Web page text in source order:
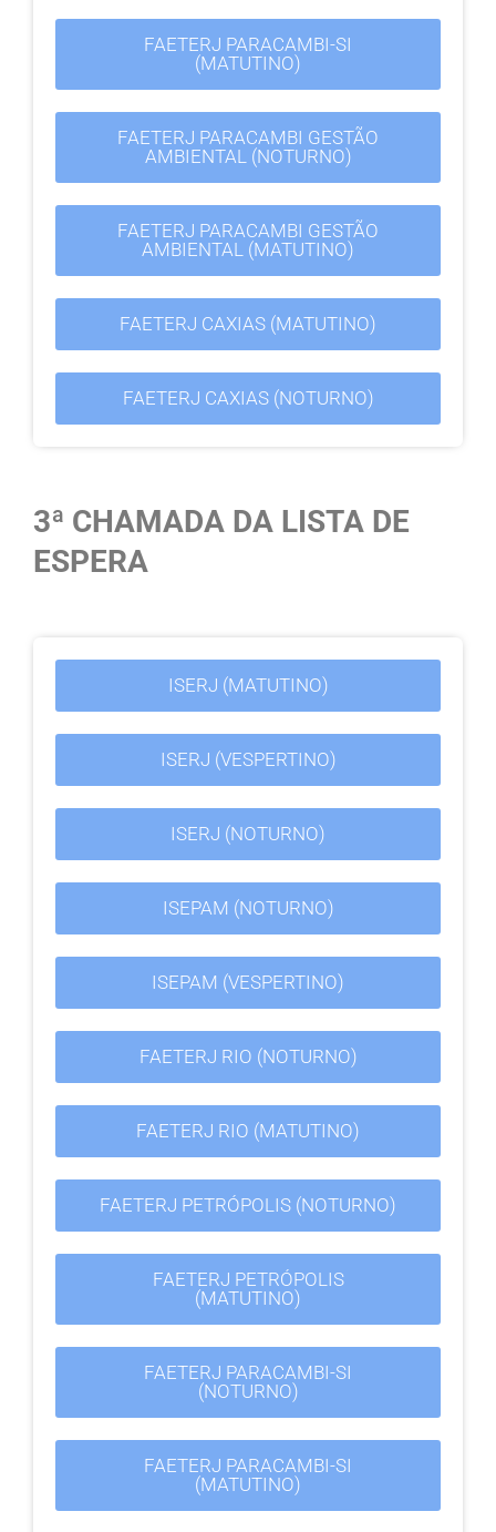
FAETERJ PARACAMBI-SI
(MATUTINO)
FAETERJ PARACAMBI GESTÃO
AMBIENTAL (NOTURNO)
FAETERJ PARACAMBI GESTÃO
AMBIENTAL (MATUTINO)
FAETERJ CAXIAS (MATUTINO)
FAETERJ CAXIAS (NOTURNO)
3ª CHAMADA DA LISTA DE
ESPERA
ISERJ (MATUTINO)
ISERJ (VESPERTINO)
ISERJ (NOTURNO)
ISEPAM (NOTURNO)
ISEPAM (VESPERTINO)
FAETERJ RIO (NOTURNO)
FAETERJ RIO (MATUTINO)
FAETERJ PETRÓPOLIS (NOTURNO)
FAETERJ PETRÓPOLIS
(MATUTINO)
FAETERJ PARACAMBI-SI
(NOTURNO)
FAETERJ PARACAMBI-SI
(MATUTINO)